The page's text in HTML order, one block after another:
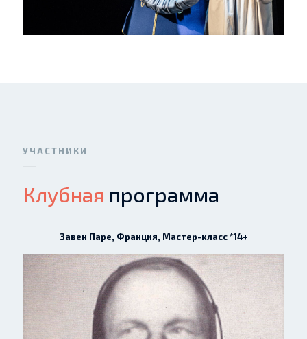
УЧАСТНИКИ
Клубная программа
Завен Паре, Франция, Мастер-класс *14+